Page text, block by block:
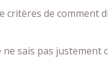
critères de comment
sais pas justement